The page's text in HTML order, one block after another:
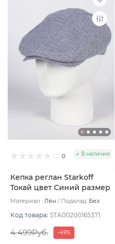
0 В наличии
Кепка реглан Starkoff
Токай цвет Синий размер
56
Материал : Лён Подклад: Без
Код товара: STA00200165371
4 499Руб. -49%